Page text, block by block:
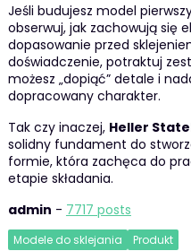
Jeśli budujesz model
obserwuj, jak zachowują się
dopasowanie przed
doświadczenie, potraktuj
możesz „dopiąć” detale i
dopracowany charakter.
Tak czy inaczej, Heller
solidny fundament do
formie, która zachęca do
etapie składania.
admin - 7717 posts
Modele do sklejania
Produkt